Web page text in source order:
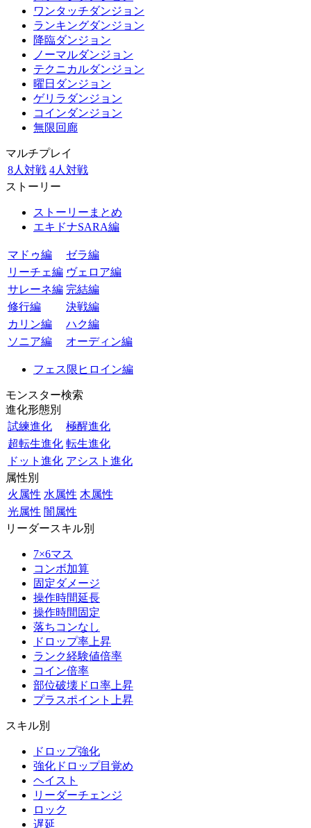
ワンタッチダンジョン
ランキングダンジョン
降臨ダンジョン
ノーマルダンジョン
テクニカルダンジョン
曜日ダンジョン
ゲリラダンジョン
コインダンジョン
無限回廊
マルチプレイ
8人対戦 4人対戦
ストーリー
ストーリーまとめ
エキドナSARA編
マドゥ編
ゼラ編
リーチェ編 ヴェロア編
サレーネ編 完結編
修行編
決戦編
カリン編
ハク編
ソニア編
オーディン編
フェス限ヒロイン編
モンスター検索
進化形態別
試練進化
極醒進化
超転生進化 転生進化
ドット進化 アシスト進化
属性別
火属性 水属性 木属性
光属性 闇属性
リーダースキル別
7×6マス
コンボ加算
固定ダメージ
操作時間延長
操作時間固定
落ちコンなし
ドロップ率上昇
ランク経験値倍率
コイン倍率
部位破壊ドロ率上昇
プラスポイント上昇
スキル別
ドロップ強化
強化ドロップ目覚め
ヘイスト
リーダーチェンジ
ロック
遅延